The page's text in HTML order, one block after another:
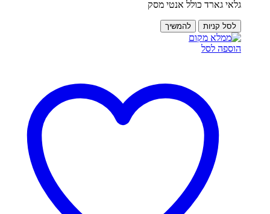
גלאי גארד כולל אנטי מסק
לסל קניות להמשיך
הוספה לסל